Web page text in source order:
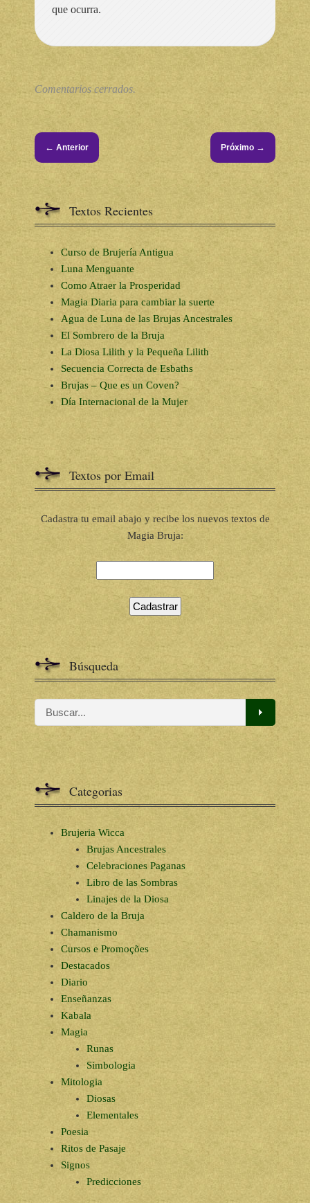
que ocurra.
Comentarios cerrados.
← Anterior Próximo →
Textos Recientes
Curso de Brujería Antigua
Luna Menguante
Como Atraer la Prosperidad
Magia Diaria para cambiar la suerte
Agua de Luna de las Brujas Ancestrales
El Sombrero de la Bruja
La Diosa Lilith y la Pequeña Lilith
Secuencia Correcta de Esbaths
Brujas – Que es un Coven?
Día Internacional de la Mujer
Textos por Email
Cadastra tu email abajo y recibe los nuevos textos de
Magia Bruja:
Búsqueda
Categorias
Brujeria Wicca
Brujas Ancestrales
Celebraciones Paganas
Libro de las Sombras
Linajes de la Diosa
Caldero de la Bruja
Chamanismo
Cursos e Promoções
Destacados
Diario
Enseñanzas
Kabala
Magia
Runas
Simbologia
Mitologia
Diosas
Elementales
Poesia
Ritos de Pasaje
Signos
Predicciones